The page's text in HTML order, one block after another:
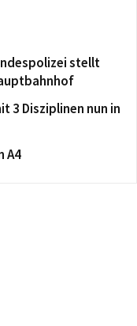
stellt
3 Disziplinen nun in
A4